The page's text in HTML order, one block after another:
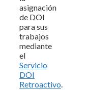
asignación
de DOI
para sus
trabajos
mediante
el
Servicio
DOI
Retroactivo.